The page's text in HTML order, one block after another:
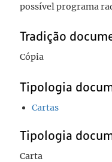
possível programa
Tradição
Cópia
Tipologia
Cartas
Tipologia
Carta